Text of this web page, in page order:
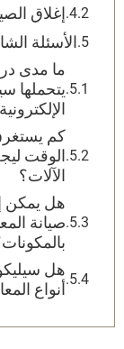
إغلاق
الأسئلة
ما مدى
الوقت
الآلات؟
صيانة
أنواع